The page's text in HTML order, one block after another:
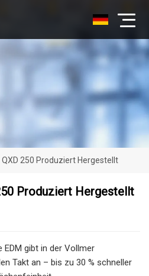
QXD 250 Produziert Hergestellt
Produziert Hergestellt
EDM gibt in der Vollmer
Takt an – bis zu 30 % schneller